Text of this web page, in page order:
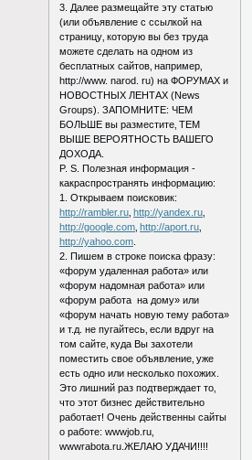
3. Далее размещайте эту статью
(или объявление с ссылкой на
страницу‚ которую вы без труда
можете сделать на одном из
бесплатных сайтов‚ например‚
http://www. narod. ru) на ФОРУМАХ и
НОВОСТНЫХ ЛЕНТАХ (News
Groups). ЗАПОМНИТЕ: ЧЕМ
БОЛЬШЕ вы разместите‚ ТЕМ
ВЫШЕ ВЕРОЯТНОСТЬ ВАШЕГО
ДОХОДА.
P. S. Полезная информация -
какраспространять информацию:
1. Открываем поисковик:
http://rambler.ru ‚http://yandex.ru
http://google.com ‚http://aport.ru
http://yahoo.com
2. Пишем в строке поиска фразу:
«форум удаленная работа» или
«форум надомная работа» или
«форум работа на дому» или
«форум начать новую тему работа»
и т.д. не пугайтесь‚ если вдруг на
том сайте‚ куда Вы захотели
поместить свое объявление‚ уже
есть одно или несколько похожих.
Это лишний раз подтверждает то‚
что этот бизнес действительно
работает! Очень действенны сайты
о работе: wwwjob.ru‚
wwwrabota.ru.ЖЕЛАЮ УДАЧИ!!!!